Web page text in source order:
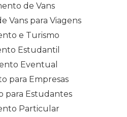
de Vans
Vans para Viagens
e Turismo
Estudantil
Eventual
para Empresas
para Estudantes
Particular